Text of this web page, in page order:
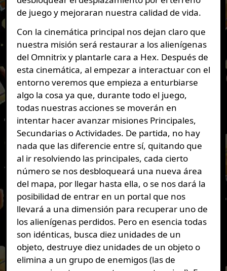
de juego y mejoraran nuestra calidad de vida.
Con la cinemática principal nos dejan claro que
nuestra misión será restaurar a los alienígenas
del Omnitrix y plantarle cara a Hex. Después de
esta cinemática, al empezar a interactuar con el
entorno veremos que empieza a enturbiarse
algo la cosa ya que, durante todo el juego,
todas nuestras acciones se moverán en
intentar hacer avanzar misiones Principales,
Secundarias o Actividades. De partida, no hay
nada que las diferencie entre sí, quitando que
al ir resolviendo las principales, cada cierto
número se nos desbloqueará una nueva área
del mapa, por llegar hasta ella, o se nos dará la
posibilidad de entrar en un portal que nos
llevará a una dimensión para recuperar uno de
los alienígenas perdidos. Pero en esencia todas
son idénticas, busca diez unidades de un
objeto, destruye diez unidades de un objeto o
elimina a un grupo de enemigos (las de